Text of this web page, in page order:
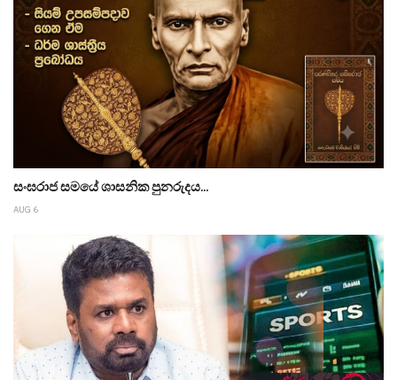
සංඝරාජ සමයේ ශාසනික පුනරුදය...
AUG 6